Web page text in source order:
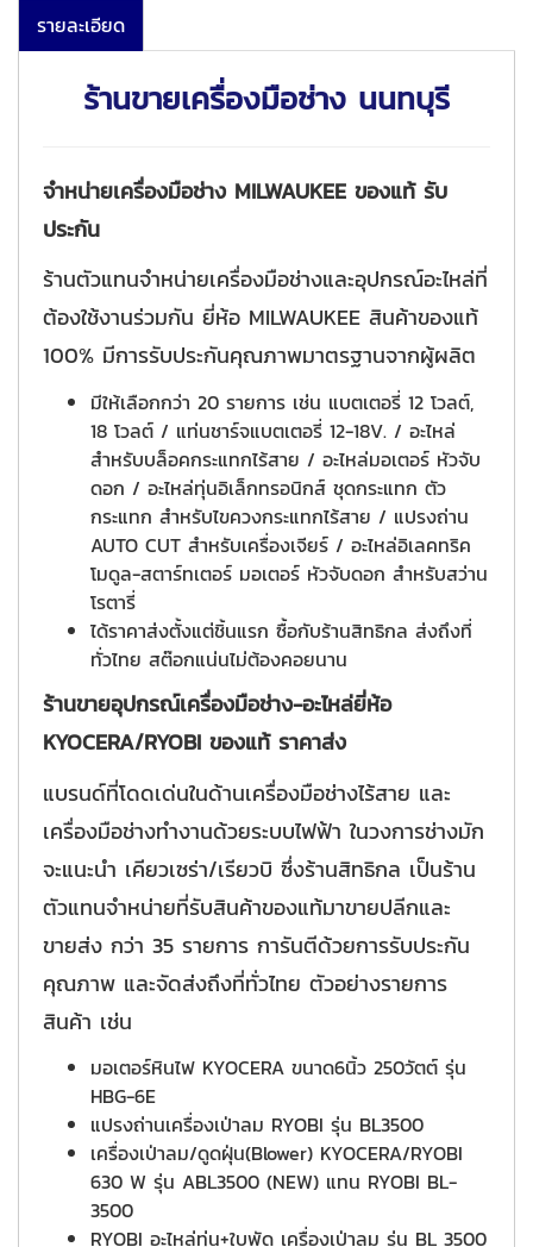
รายละเอียด
ร้านขายเครื่องมือช่าง นนทบุรี
จำหน่ายเครื่องมือช่าง MILWAUKEE ของแท้ รับ
ประกัน
ร้านตัวแทนจำหน่ายเครื่องมือช่างและอุปกรณ์อะไหล่ที่
ต้องใช้งานร่วมกัน ยี่ห้อ MILWAUKEE สินค้าของแท้
100% มีการรับประกันคุณภาพมาตรฐานจากผู้ผลิต
มีให้เลือกกว่า 20 รายการ เช่น แบตเตอรี่ 12 โวลต์,
18 โวลต์ / แท่นชาร์จแบตเตอรี่ 12-18V. / อะไหล่
สำหรับบล็อคกระแทกไร้สาย / อะไหล่มอเตอร์ หัวจับ
ดอก / อะไหล่ทุ่นอิเล็กทรอนิกส์ ชุดกระแทก ตัว
กระแทก สำหรับไขควงกระแทกไร้สาย / แปรงถ่าน
AUTO CUT สำหรับเครื่องเจียร์ / อะไหล่อิเลคทริค
โมดูล-สตาร์ทเตอร์ มอเตอร์ หัวจับดอก สำหรับสว่าน
โรตารี่
ได้ราคาส่งตั้งแต่ชิ้นแรก ซื้อกับร้านสิทธิกล ส่งถึงที่
ทั่วไทย สต๊อกแน่นไม่ต้องคอยนาน
ร้านขายอุปกรณ์เครื่องมือช่าง-อะไหล่ยี่ห้อ
KYOCERA/RYOBI ของแท้ ราคาส่ง
แบรนด์ที่โดดเด่นในด้านเครื่องมือช่างไร้สาย และ
เครื่องมือช่างทำงานด้วยระบบไฟฟ้า ในวงการช่างมัก
จะแนะนำ เคียวเซร่า/เรียวบิ ซึ่งร้านสิทธิกล เป็นร้าน
ตัวแทนจำหน่ายที่รับสินค้าของแท้มาขายปลีกและ
ขายส่ง กว่า 35 รายการ การันตีด้วยการรับประกัน
คุณภาพ และจัดส่งถึงที่ทั่วไทย ตัวอย่างรายการ
สินค้า เช่น
มอเตอร์หินไฟ KYOCERA ขนาด6นิ้ว 250วัตต์ รุ่น
HBG-6E
แปรงถ่านเครื่องเป่าลม RYOBI รุ่น BL3500
เครื่องเป่าลม/ดูดฝุ่น(Blower) KYOCERA/RYOBI
630 W รุ่น ABL3500 (NEW) แทน RYOBI BL-
3500
RYOBI อะไหล่ทุ่น+ใบพัด เครื่องเป่าลม รุ่น BL 3500